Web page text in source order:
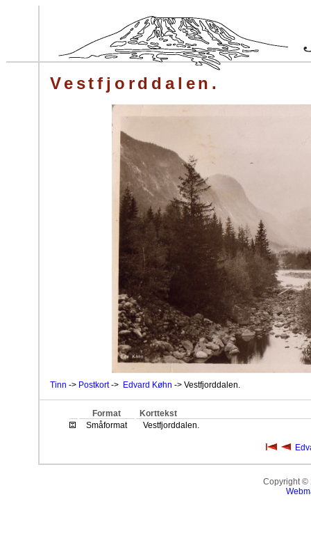
Vestfjorddalen.
Tinn -> Postkort-> Edvard Køhn -> Vestfjorddalen.
Format
Korttekst
Småformat
Vestfjorddalen.
Copyright ©